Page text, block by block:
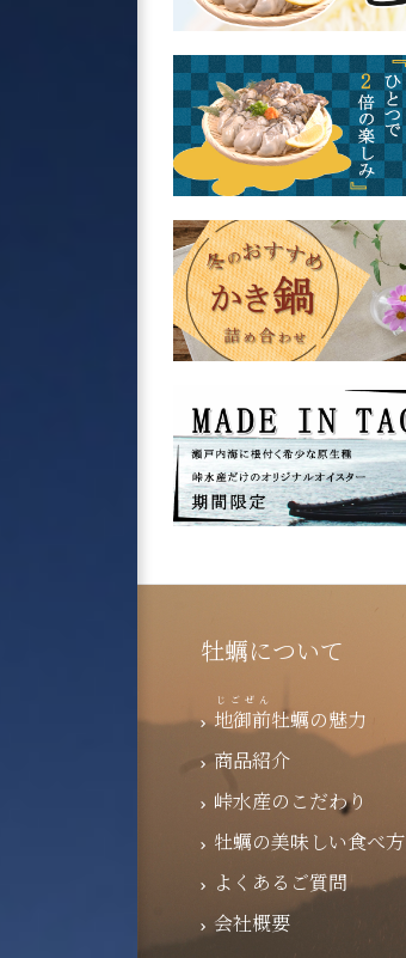
牡蠣について
地御前
じごぜん
牡蠣の魅力
商品紹介
峠水産のこだわり
牡蠣の美味しい食べ方
よくあるご質問
会社概要